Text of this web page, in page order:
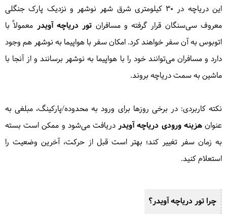
این دریاچه در ۳۰ کیلومتری شرق شهر نوشهر و نزدیک پارک جنگلی
معروف سی‌سنگان قرار گرفته و مسافران تور دریاچه آویدر معمولاً با
اتوبوس به آن سفر خواهند کرد. امکان سفر با هواپیما به نوشهر هم وجود
دارد و مسافران می‌توانند خود را با هواپیما به نوشهر برسانند و از آنجا با
ماشین به سمت دریاچه بروند.
نکته کاربردی: در برخی روزها برای ورود به محدوده/پارکینگ، مبلغی به
عنوانهزینه ورودی دریاچه آویدردریافت می‌شود و ممکن است بسته
به زمان سفر تغییر کند؛ بهتر است قبل از حرکت، آخرین وضعیت را
استعلام کنید.
چرا تور دریاچه آویدر؟